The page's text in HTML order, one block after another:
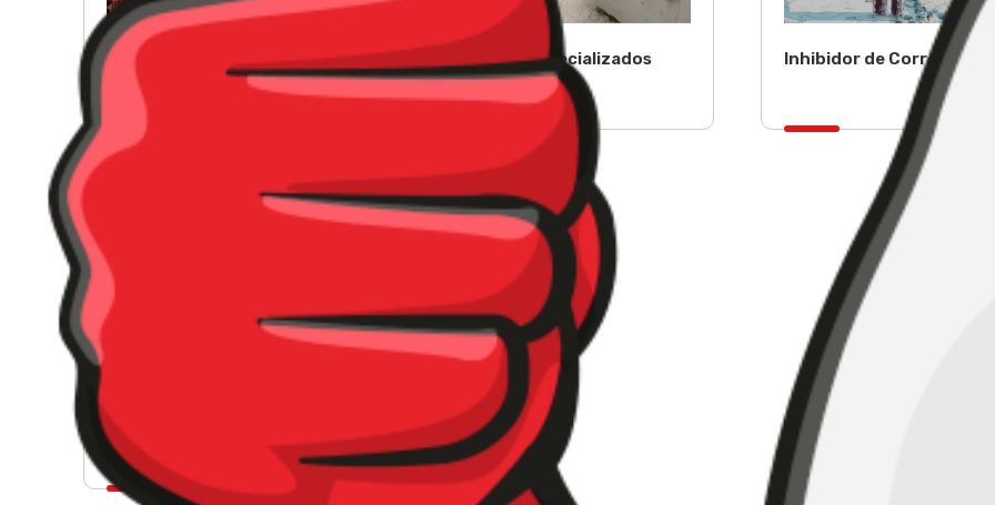
Desmoldante de Encofrado Morteros Especializados Inhibidor de Corrosion
para ceramicos y
porcelanato